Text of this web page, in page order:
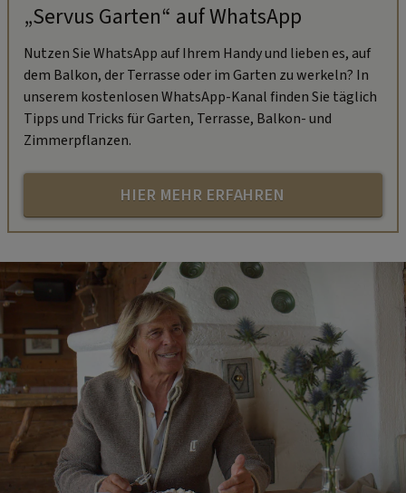
„Servus Garten“ auf WhatsApp
Nutzen Sie WhatsApp auf Ihrem Handy und lieben es, auf
dem Balkon, der Terrasse oder im Garten zu werkeln? In
unserem kostenlosen WhatsApp-Kanal finden Sie täglich
Tipps und Tricks für Garten, Terrasse, Balkon- und
Zimmerpflanzen.
HIER MEHR ERFAHREN